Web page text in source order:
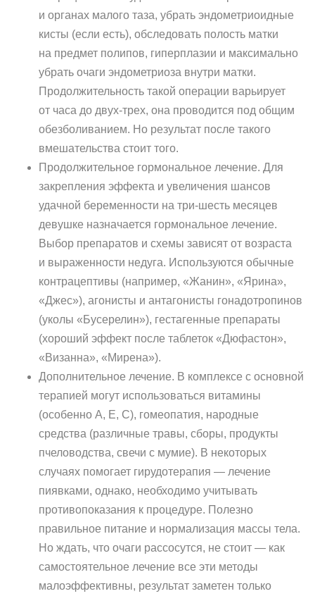
и органах малого таза, убрать эндометриоидные
кисты (если есть), обследовать полость матки
на предмет полипов, гиперплазии и максимально
убрать очаги эндометриоза внутри матки.
Продолжительность такой операции варьирует
от часа до двух-трех, она проводится под общим
обезболиванием. Но результат после такого
вмешательства стоит того.
Продолжительное гормональное лечение. Для
закрепления эффекта и увеличения шансов
удачной беременности на три-шесть месяцев
девушке назначается гормональное лечение.
Выбор препаратов и схемы зависят от возраста
и выраженности недуга. Используются обычные
контрацептивы (например, «Жанин», «Ярина»,
«Джес»), агонисты и антагонисты гонадотропинов
(уколы «Бусерелин»), гестагенные препараты
(хороший эффект после таблеток «Дюфастон»,
«Визанна», «Мирена»).
Дополнительное лечение. В комплексе с основной
терапией могут использоваться витамины
(особенно А, Е, С), гомеопатия, народные
средства (различные травы, сборы, продукты
пчеловодства, свечи с мумие). В некоторых
случаях помогает гирудотерапия — лечение
пиявками, однако, необходимо учитывать
противопоказания к процедуре. Полезно
правильное питание и нормализация массы тела.
Но ждать, что очаги рассосутся, не стоит — как
самостоятельное лечение все эти методы
малоэффективны, результат заметен только